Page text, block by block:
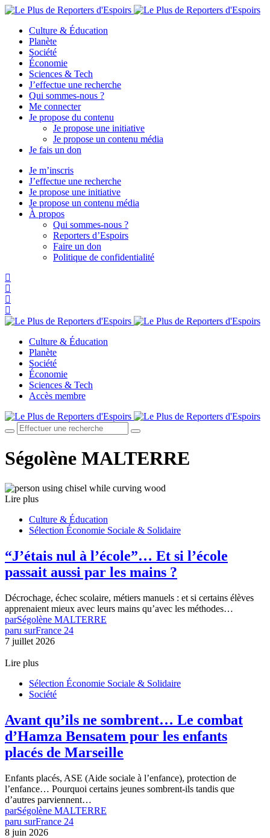
Culture & Éducation
Planète
Société
Économie
Sciences & Tech
J’effectue une recherche
Qui sommes-nous ?
Me connecter
Je propose du contenu
Je propose une initiative
Je propose un contenu média
Je fais un don
Je m’inscris
J’effectue une recherche
Je propose une initiative
Je propose un contenu média
À propos
Qui sommes-nous ?
Reporters d’Espoirs
Faire un don
Politique de confidentialité
Culture & Éducation
Planète
Société
Économie
Sciences & Tech
Accès membre
Ségolène MALTERRE
Lire plus
Culture & Éducation
Sélection Économie Sociale & Solidaire
“J’étais nul à l’école”… Et si l’école
passait aussi par les mains ?
Décrochage, échec scolaire, métiers manuels : et si certains élèves
apprenaient mieux avec leurs mains qu’avec les méthodes…
parSégolène MALTERRE
paru surFrance 24
7 juillet 2026
Lire plus
Sélection Économie Sociale & Solidaire
Société
Avant qu’ils ne sombrent… Le combat
d’Hamza Bensatem pour les enfants
placés de Marseille
Enfants placés, ASE (Aide sociale à l’enfance), protection de
l’enfance… Pourquoi certains jeunes sombrent-ils tandis que
d’autres parviennent…
parSégolène MALTERRE
paru surFrance 24
8 juin 2026